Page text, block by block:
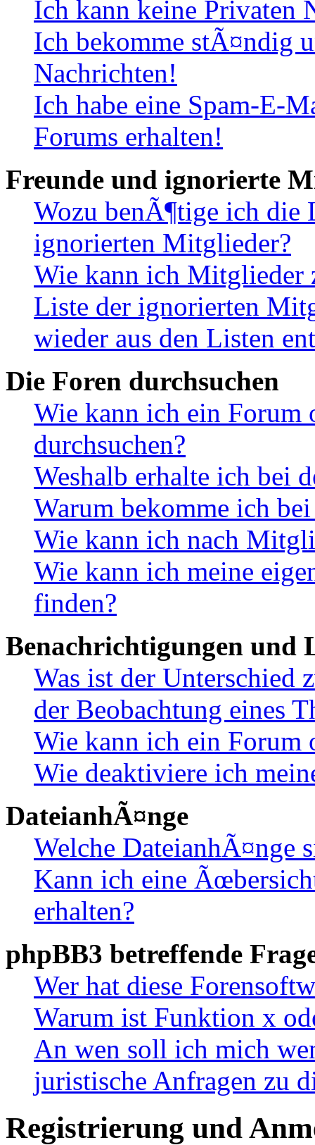
Ich kann keine Privaten
Ich bekomme stÃ¤ndig
Nachrichten!
Ich habe eine Spam-E-
Forums erhalten!
Freunde und ignorierte
Wozu benÃ¶tige ich die
ignorierten Mitglieder?
Wie kann ich Mitglieder
Liste der ignorierten
wieder aus den Listen
Die Foren durchsuchen
Wie kann ich ein Forum
durchsuchen?
Weshalb erhalte ich bei
Warum bekomme ich
Wie kann ich nach
Wie kann ich meine
finden?
Benachrichtigungen und
Was ist der Unterschied
der Beobachtung eines
Wie kann ich ein Forum
Wie deaktiviere ich
DateianhÃ¤nge
Welche DateianhÃ¤nge
Kann ich eine
erhalten?
phpBB3 betreffende
Wer hat diese
Warum ist Funktion x
An wen soll ich mich
juristische Anfragen zu
Registrierung und